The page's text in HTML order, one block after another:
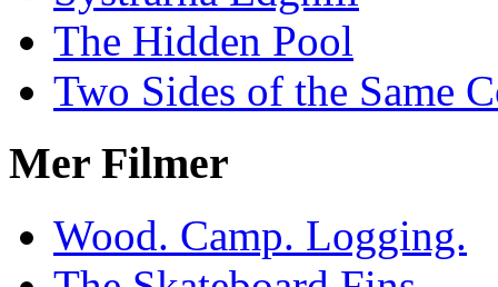
The Hidden Pool
Two Sides of the Same
Mer Filmer
Wood. Camp. Logging.